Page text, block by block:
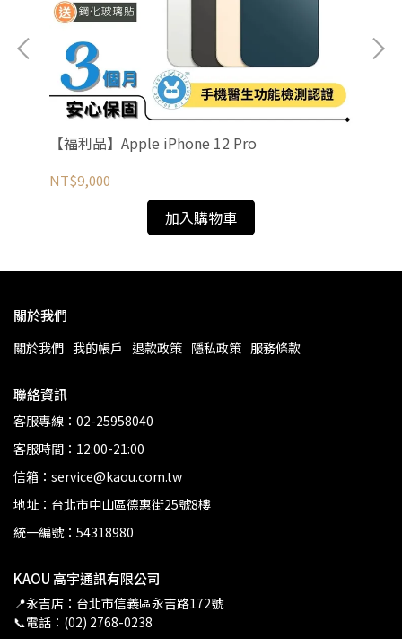
【福利品】Apple iPhone 12 Pro
NT$9,000
加入購物車
關於我們
關於我們 我的帳戶 退款政策 隱私政策 服務條款
聯絡資訊
客服專線：02-25958040
客服時間：12:00-21:00
信箱：service@kaou.com.tw
地址：台北市中山區德惠街25號8樓
統一編號：54318980
KAOU 高宇通訊有限公司
📍永吉店：台北市信義區永吉路172號
📞電話：(02) 2768-0238